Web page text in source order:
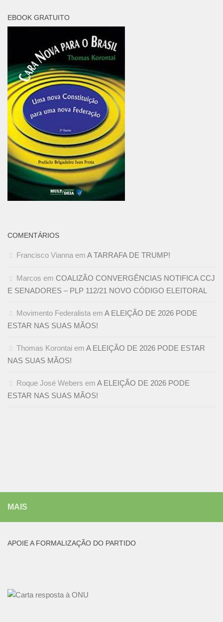
EBOOK GRATUITO
COMENTÁRIOS
Francisco Vianna em A TARRAFA DE TRUMP!
Marcos em COALIZÃO CONVERGÊNCIAS NOTIFICA CCJ
E SENADORES – PLP 112/21 NOVO CÓDIGO ELEITORAL
Movimento Federalista em A ELEIÇÃO DE 2026 PODE
ESTAR NAS SUAS MÃOS!
Thomas Korontai em A ELEIÇÃO DE 2026 PODE ESTAR
NAS SUAS MÃOS!
Roque José Webers em A ELEIÇÃO DE 2026 PODE
ESTAR NAS SUAS MÃOS!
MAIS
APOIE A FORMALIZAÇÃO DO PARTIDO